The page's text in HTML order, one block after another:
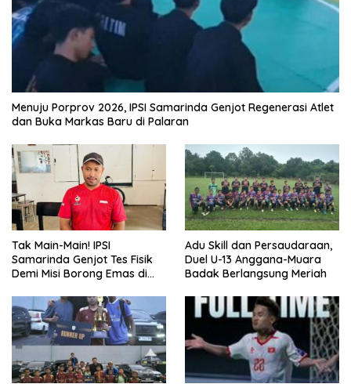
Menuju Porprov 2026, IPSI Samarinda Genjot Regenerasi Atlet
dan Buka Markas Baru di Palaran
Tak Main-Main! IPSI
Samarinda Genjot Tes Fisik
Demi Misi Borong Emas di
Adu Skill dan Persaudaraan,
Duel U-13 Anggana-Muara
Badak Berlangsung Meriah